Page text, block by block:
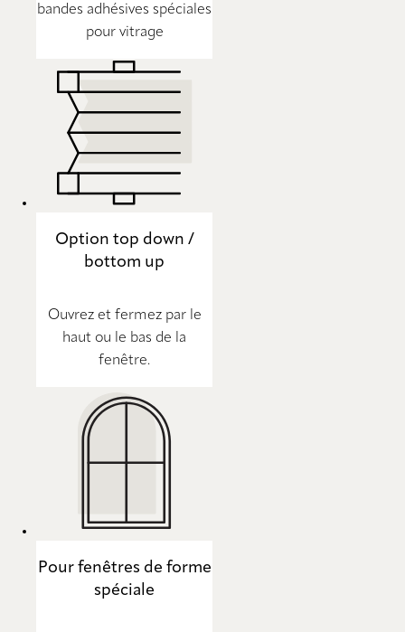
bandes adhésives spéciales
pour vitrage
Option top down /
bottom up
Ouvrez et fermez par le
haut ou le bas de la
fenêtre.
Pour fenêtres de forme
spéciale